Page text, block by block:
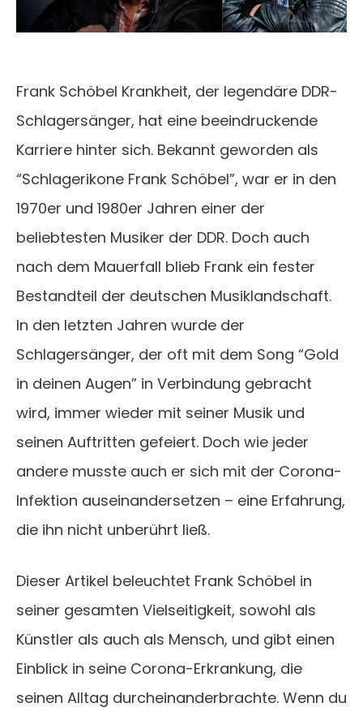
Frank Schöbel Krankheit, der legendäre DDR-
Schlagersänger, hat eine beeindruckende
Karriere hinter sich. Bekannt geworden als
“Schlagerikone Frank Schöbel”, war er in den
1970er und 1980er Jahren einer der
beliebtesten Musiker der DDR. Doch auch
nach dem Mauerfall blieb Frank ein fester
Bestandteil der deutschen Musiklandschaft.
In den letzten Jahren wurde der
Schlagersänger, der oft mit dem Song “Gold
in deinen Augen” in Verbindung gebracht
wird, immer wieder mit seiner Musik und
seinen Auftritten gefeiert. Doch wie jeder
andere musste auch er sich mit der Corona-
Infektion auseinandersetzen – eine Erfahrung,
die ihn nicht unberührt ließ.
Dieser Artikel beleuchtet Frank Schöbel in
seiner gesamten Vielseitigkeit, sowohl als
Künstler als auch als Mensch, und gibt einen
Einblick in seine Corona-Erkrankung, die
seinen Alltag durcheinanderbrachte. Wenn du